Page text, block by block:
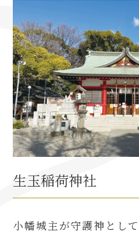
前田利家と名古屋の
利家関連 史跡 一覧
犬千代ルート
加藤清正と名古屋の
名古屋＜清正＞観光モ
生玉稲荷神社
小幡城主が守護神とし